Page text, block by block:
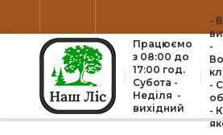
Працюємо
з 08:00 до
17:00 год.
Субота -
Неділя -
вихідний
-
-
-
-